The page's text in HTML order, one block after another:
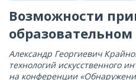
Возможности
образовательном
Александр Георгиевич
технологий искусственного
на конференции